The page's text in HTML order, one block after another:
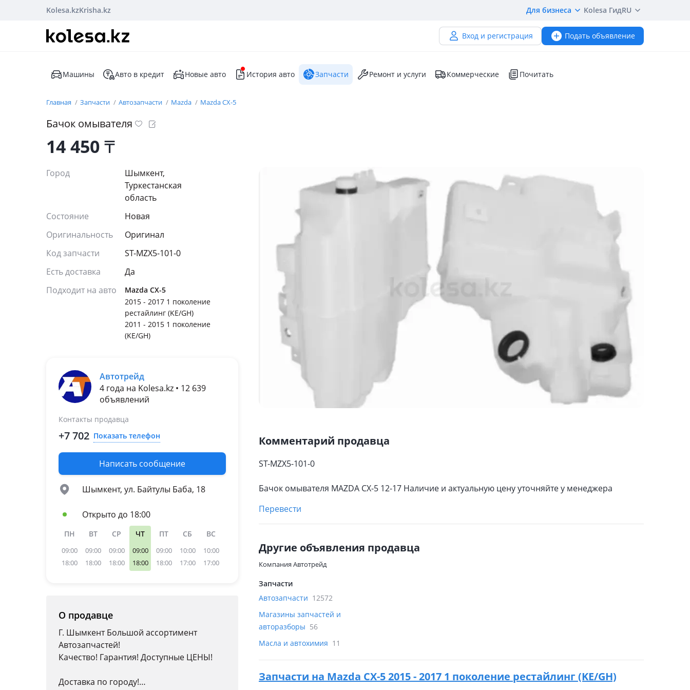
Kolesa.kzKrisha.kz Для бизнеса Kolesa ГидRU
Вход и регистрация Подать объявление
Машины Авто в кредит Новые авто История авто Запчасти Ремонт и услуги Коммерческие Почитать
Главная Запчасти Автозапчасти Mazda Mazda CX-5
Бачок омывателя
14 450₸
Город
Шымкент,
Туркестанская
область
Состояние
Новая
Оригинальность
Оригинал
Код запчасти
ST-MZX5-101-0
Есть доставка
Да
Подходит на авто
Mazda CX-5
2015 - 2017 1 поколение
рестайлинг (KE/GH)
2011 - 2015 1 поколение
(KE/GH)
Автотрейд
4 года на Kolesa.kz • 12 639
объявлений
Контакты продавца
+7 702 Показать телефон
Написать сообщение
Шымкент, ул. Байтулы Баба, 18
Открыто до 18:00
ПН
09:00
18:00
ВТ
09:00
18:00
СР
09:00
18:00
ЧТ
09:00
18:00
ПТ
09:00
18:00
СБ
10:00
17:00
ВС
10:00
17:00
О продавце
Г. Шымкент Большой ассортимент
Автозапчастей!
Качество! Гарантия! Доступные ЦЕНЫ!
Доставка по городу!
Комментарий продавца
ST-MZX5-101-0
Бачок омывателя MAZDA CX-5 12-17 Наличие и актуальную цену уточняйте у менеджера
Перевести
Другие объявления продавца
Компания Автотрейд
Запчасти
Автозапчасти 12572
Магазины запчастей и
авторазборы 56
Масла и автохимия 11
Запчасти на Mazda CX-5 2015 - 2017 1 поколение рестайлинг (KE/GH)